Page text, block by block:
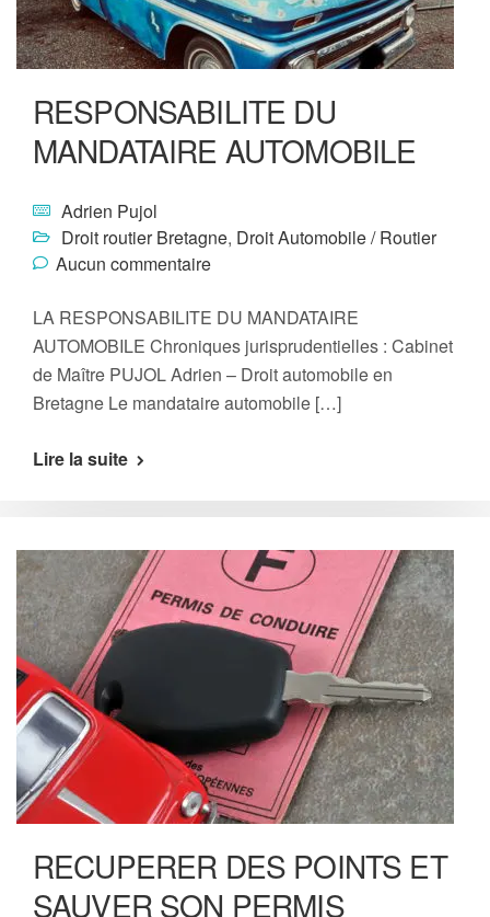
RESPONSABILITE DU
MANDATAIRE AUTOMOBILE
Adrien Pujol
Droit routier Bretagne, Droit Automobile / Routier
Aucun commentaire
LA RESPONSABILITE DU MANDATAIRE
AUTOMOBILE Chroniques jurisprudentielles : Cabinet
de Maître PUJOL Adrien – Droit automobile en
Bretagne Le mandataire automobile […]
Lire la suite
RECUPERER DES POINTS ET
SAUVER SON PERMIS